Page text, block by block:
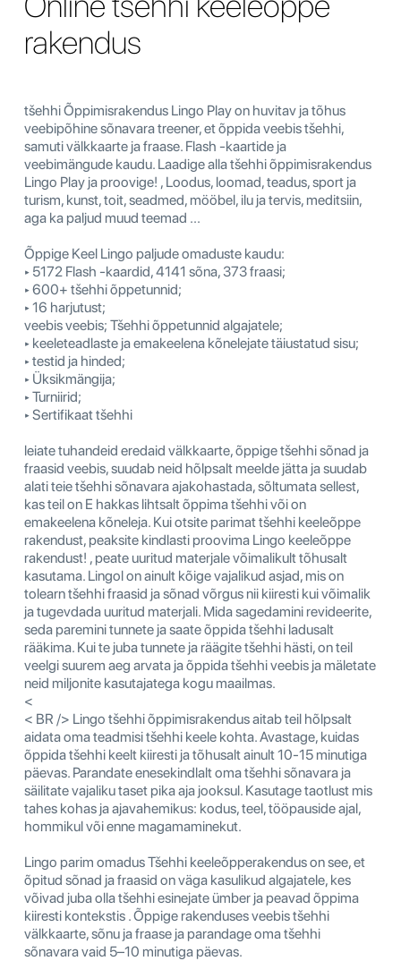
rakendus
tšehhi Õppimisrakendus Lingo Play on huvitav ja tõhus
veebipõhine sõnavara treener, et õppida veebis tšehhi,
samuti välkkaarte ja fraase. Flash -kaartide ja
veebimängude kaudu. Laadige alla tšehhi õppimisrakendus
Lingo Play ja proovige! , Loodus, loomad, teadus, sport ja
turism, kunst, toit, seadmed, mööbel, ilu ja tervis, meditsiin,
aga ka paljud muud teemad ...
Õppige Keel Lingo paljude omaduste kaudu:
‣ 5172 Flash -kaardid, 4141 sõna, 373 fraasi;
‣ 600+ tšehhi õppetunnid;
‣ 16 harjutust;
veebis veebis; Tšehhi õppetunnid algajatele;
‣ keeleteadlaste ja emakeelena kõnelejate täiustatud sisu;
‣ testid ja hinded;
‣ Üksikmängija;
‣ Turniirid;
‣ Sertifikaat tšehhi
leiate tuhandeid eredaid välkkaarte, õppige tšehhi sõnad ja
fraasid veebis, suudab neid hõlpsalt meelde jätta ja suudab
alati teie tšehhi sõnavara ajakohastada, sõltumata sellest,
kas teil on E hakkas lihtsalt õppima tšehhi või on
emakeelena kõneleja. Kui otsite parimat tšehhi keeleõppe
rakendust, peaksite kindlasti proovima Lingo keeleõppe
rakendust! , peate uuritud materjale võimalikult tõhusalt
kasutama. Lingol on ainult kõige vajalikud asjad, mis on
tolearn tšehhi fraasid ja sõnad võrgus nii kiiresti kui võimalik
ja tugevdada uuritud materjali. Mida sagedamini revideerite,
seda paremini tunnete ja saate õppida tšehhi ladusalt
rääkima. Kui te juba tunnete ja räägite tšehhi hästi, on teil
veelgi suurem aeg arvata ja õppida tšehhi veebis ja mäletate
neid miljonite kasutajatega kogu maailmas.
<
< BR /> Lingo tšehhi õppimisrakendus aitab teil hõlpsalt
aidata oma teadmisi tšehhi keele kohta. Avastage, kuidas
õppida tšehhi keelt kiiresti ja tõhusalt ainult 10-15 minutiga
päevas. Parandate enesekindlalt oma tšehhi sõnavara ja
säilitate vajaliku taset pika aja jooksul. Kasutage taotlust mis
tahes kohas ja ajavahemikus: kodus, teel, tööpauside ajal,
hommikul või enne magamaminekut.
Lingo parim omadus Tšehhi keeleõpperakendus on see, et
õpitud sõnad ja fraasid on väga kasulikud algajatele, kes
võivad juba olla tšehhi esinejate ümber ja peavad õppima
kiiresti kontekstis . Õppige rakenduses veebis tšehhi
välkkaarte, sõnu ja fraase ja parandage oma tšehhi
sõnavara vaid 5–10 minutiga päevas.